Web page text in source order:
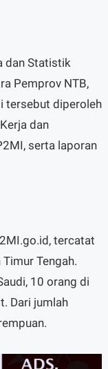
dan Statistik
Pemprov NTB,
tersebut diperoleh
dan
serta laporan
tercatat
Tengah.
10 orang di
Dari jumlah